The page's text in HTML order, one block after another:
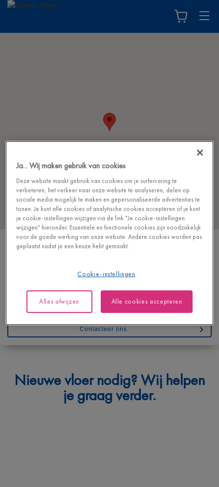
ALTERNATIVE FLOORING
BELGIË
+32 93620836
https://www.alternativeflooring.be/
Contacteer ons
Geef hieronder je vraag in en we bezorgen je spoedig een
Nieuwe vloer nodig? Wij helpen
je graag verder.
Ja... Wij maken gebruik van cookies
Deze website maakt gebruik van cookies om je surfervaring te
verbeteren, het verkeer naar onze website te analyseren, delen op
sociale media mogelijk te maken en gepersonaliseerde advertenties te
tonen. Je kunt alle cookies of analytische cookies accepteren of je kunt
je cookie-instellingen wijzigen via de link "Je cookie-instellingen
wijzigen" hieronder. Essentiële en functionele cookies zijn noodzakelijk
voor de goede werking van onze website. Andere cookies worden pas
geplaatst nadat je een keuze hebt gemaakt.
Cookie-instellingen
Alles afwijzen Alle cookies accepteren